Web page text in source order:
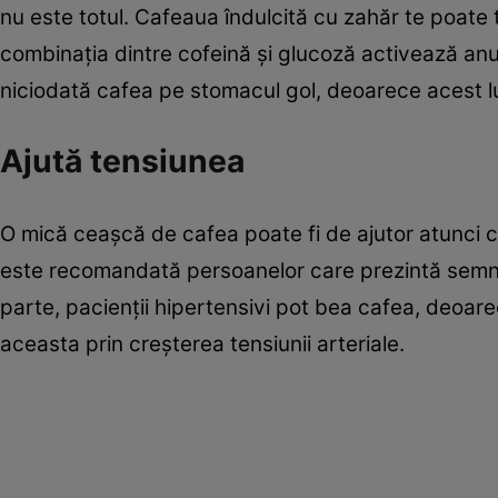
nu este totul. Cafeaua îndulcită cu zahăr te
combinaţia dintre cofeină şi glucoză activează
niciodată cafea pe stomacul gol, deoarece acest
Ajută tensiunea
O mică ceaşcă de cafea poate fi de ajutor
este recomandată persoanelor care prezintă
parte, pacienţii hipertensivi pot bea cafea,
aceasta prin creşterea tensiunii arteriale.